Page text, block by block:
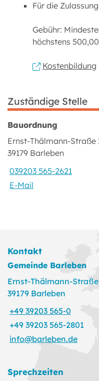
Für die
Gebühr:
höchstens
Kostenbildung
Zuständige Stelle
Bauordnung
Ernst-Thälmann-Straße
39179 Barleben
039203 565-2621
E-Mail
Kontakt
Gemeinde Barleben
Ernst-Thälmann-
39179 Barleben
+49 39203 565-0
+49 39203 565-2801
info@barleben.de
Sprechzeiten